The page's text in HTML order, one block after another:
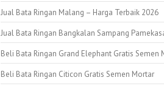
Jual Bata Ringan Malang – Harga Terbaik 2026
Jual Bata Ringan Bangkalan Sampang
Beli Bata Ringan Grand Elephant Gratis Semen
Beli Bata Ringan Citicon Gratis Semen Mortar